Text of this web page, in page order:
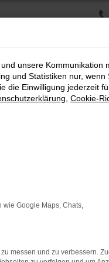
Bleiben
unsere Kommunikation
und Statistiken nur, wenn
die Einwilligung jederzeit
Cookie-
wie Google Maps, Chats,
messen und zu verbessern.